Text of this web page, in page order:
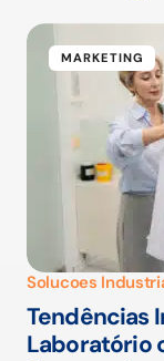
MARKETING
Solucoes
Tendências
Laboratório